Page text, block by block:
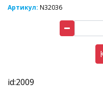
Артикул: N32036
id:2009